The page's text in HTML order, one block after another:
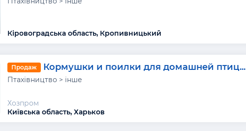
Кіровоградська область, Кропивницький
Продаж Кормушки и поилки для домашней птиц...
Птахівництво > інше
Хозпром
Київська область, Харьков